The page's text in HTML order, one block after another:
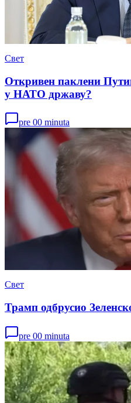
Свет
Откривен паклени
у НАТО државу?
pre 00 minuta
Свет
Трамп одбрусио
pre 00 minuta